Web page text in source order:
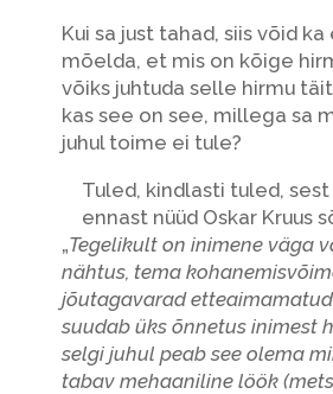
Kui sa just tahad, siis võid
mõelda, et mis on kõige
võiks juhtuda selle hirmu
kas see on see, millega sa
juhul toime ei tule?
Tuled, kindlasti tuled,
ennast nüüd Oskar Kruus
„Tegelikult on inimene väga
nähtus, tema
jõutagavarad
suudab üks õnnetus inimest
selgi juhul peab see olema
tabav mehaaniline löök